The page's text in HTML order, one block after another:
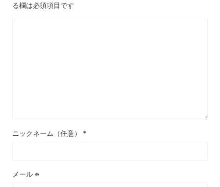
る欄は必須項目です
ニックネーム（任意） *
メール ※